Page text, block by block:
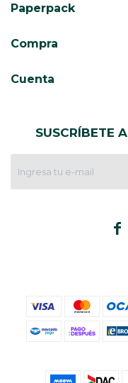
SUSCRÍBETE

Paperpack
Compra
Cuenta